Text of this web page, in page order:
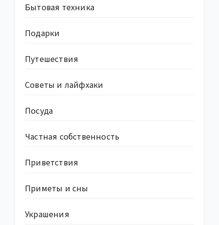
Бытовая техника
Подарки
Путешествия
Советы и лайфхаки
Посуда
Частная собственность
Приветствия
Приметы и сны
Украшения